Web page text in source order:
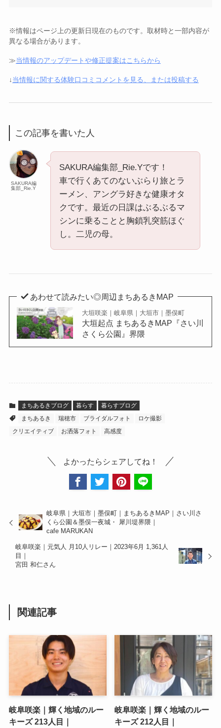
※情報はページ上の更新日現在のものです。取材時と一部内容が
異なる場合があります。
≫当情報のアップデートや修正提案はこちらから
↓当情報に関する体験口コミコメントを見る、または投稿する
この記事を書いた人
SAKURA編
集部_Rie.Y
SAKURA編集部_Rie.Yです！
車で行くあてのないぶらり旅とラ
ーメン、アングラ好きな健康オタ
クです。最近の日課はぶるぶるマ
シンに乗ることと胸鎖乳突筋ほぐ
し。二児の母。
あわせて読みたい◎周辺まちあるきMAP
大垣咲楽｜岐阜県｜大垣市｜墨俣町
大垣起点 まちあるきMAP『さい川
さくら公園』界隈
まちあるきブログ 暮らす
暮らすブログ
まちあるき
瑞穂市 ブライダルフォト
ロケ撮影
クリエイティブ
お洒落フォト 高感度
よかったらシェアしてね！
岐阜県｜大垣市｜墨俣町｜まちあるきMAP｜さい川さ
くら公園＆墨俣一夜城・ 犀川堤界隈｜
cafe MARUKAN
岐阜咲楽｜元気人 月10人リレー｜2023年6月 1,361人
目｜
宮田 和仁さん
関連記事
岐阜咲楽｜輝く地域のルー
キーズ 213人目｜
岐阜咲楽｜輝く地域のルー
キーズ 212人目｜